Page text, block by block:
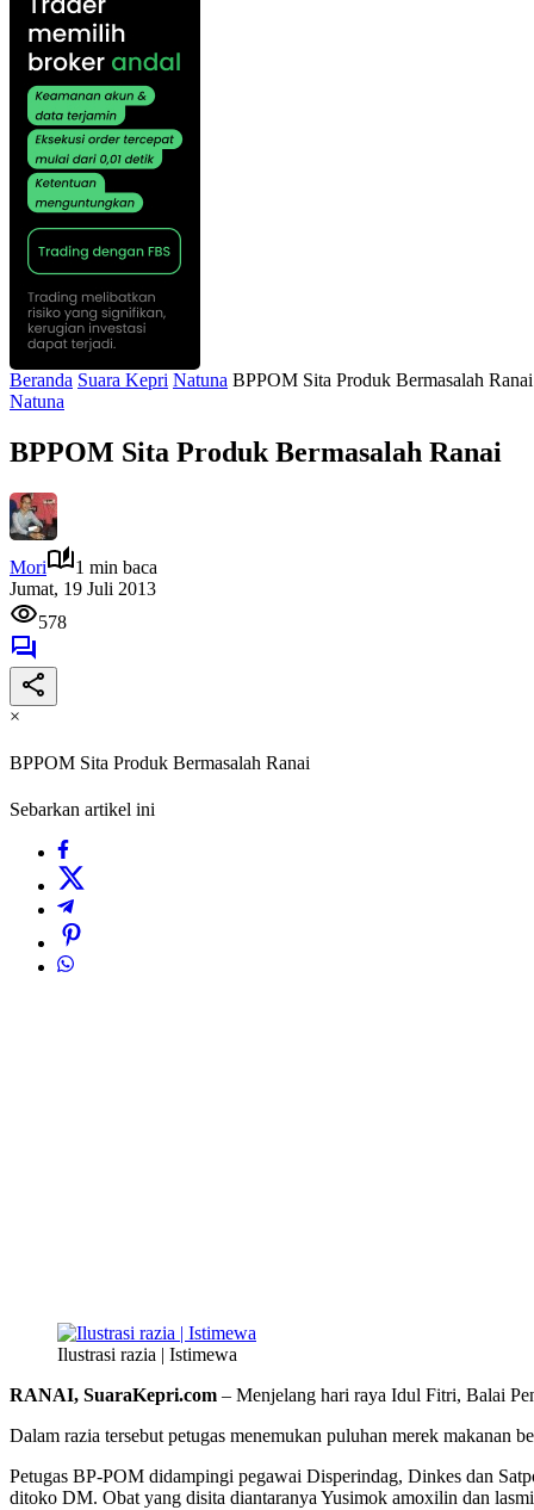
Beranda Suara Kepri Natuna BPPOM Sita Produk Bermasalah Ranai
Natuna
BPPOM Sita Produk Bermasalah Ranai
Mori
1 min baca
Jumat, 19 Juli 2013
578
×
BPPOM Sita Produk Bermasalah Ranai
Sebarkan artikel ini
Ilustrasi razia | Istimewa
RANAI, SuaraKepri.com – Menjelang hari raya Idul Fitri, Balai
Dalam razia tersebut petugas menemukan puluhan merek makanan
Petugas BP-POM didampingi pegawai Disperindag, Dinkes dan
ditoko DM. Obat yang disita diantaranya Yusimok amoxilin dan